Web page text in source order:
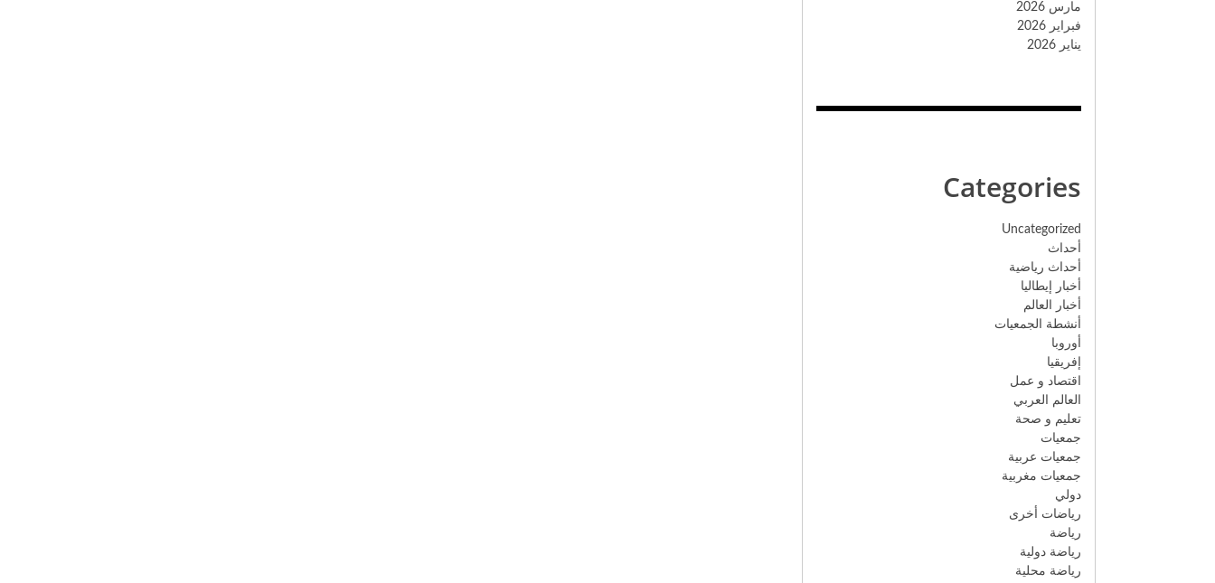
مارس 2026
فبراير 2026
يناير 2026
Categories
Uncategorized
أحداث
أحداث رياضية
أخبار إيطاليا
أخبار العالم
أنشطة الجمعيات
أوروبا
إفريقيا
اقتصاد و عمل
العالم العربي
تعليم و صحة
جمعيات
جمعيات عربية
جمعيات مغربية
دولي
رياضات أخرى
رياضة
رياضة دولية
رياضة محلية